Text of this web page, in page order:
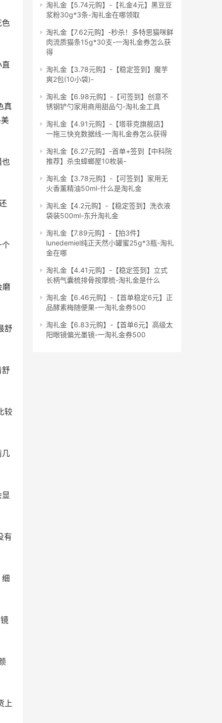
淘礼金【5.74元购】-【礼金4元】黑豆豆
浆粉30g*3条-淘礼金在哪领取
淘礼金【7.62元购】-秒杀！多特思猫咪鲜
肉流质猫条15g*30支-一淘礼金券怎么获
得
淘礼金【3.78元购】-【稳定签到】魔芋
爽2包(10小袋)-
淘礼金【6.98元购】-【可签到】创意不
锈钢铲勺家用商用甜品勺-淘礼金工具
淘礼金【4.91元购】-【塔菲克旗舰店】
一拖三快充数据线-一淘礼金券怎么获得
淘礼金【6.27元购】-首单+签到【中科院
推荐】杀虫蟑螂屋10枚装-
淘礼金【3.78元购】-【可签到】家用无
火香薰精油50ml-什么是淘礼金
淘礼金【4.2元购】-【稳定签到】洗衣液
袋装500ml-东升淘礼金
淘礼金【7.89元购】-【拍3件】
lunedemiel纯正天然小罐蜜25g*3瓶-淘礼
金在哪
淘礼金【4.41元购】-【稳定签到】立式
长柄气囊梳排骨按摩梳-淘礼金是什么
淘礼金【6.46元购】-【首单稳定6元】正
品酵素梅随便果-一淘礼金券500
淘礼金【6.83元购】-【首单6元】高级太
阳眼镜偏光墨镜-一淘礼金券500